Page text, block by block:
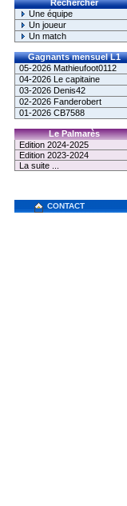
Rechercher
Une équipe
Un joueur
Un match
Gagnants mensuel L1
05-2026 Mathieufoot0112
04-2026 Le capitaine
03-2026 Denis42
02-2026 Fanderobert
01-2026 CB7588
Le Palmarès
Edition 2024-2025
Edition 2023-2024
La suite ...
CONTACT